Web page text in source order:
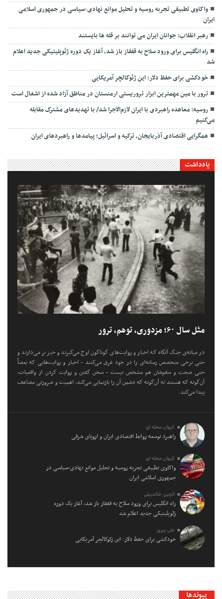
واکاوی تطبیقی تجربه روسیه و تحلیل موانع نهادی-سیاسی در جمهوری اسلامی
ایران
رهبر انقلاب: جوانان ایران می توانند بر قله ها بایستند
راه انگلیس برای ورود سلاح به قفقاز باز شد، آغاز یک دوره ژئوپلیتیکی جدید اعلام
شد
خودکشی برای حفظ دلار: این ژئوکالچر آمریکایی
ترور با مین مهمترین ابزار تروریستی ارمنستان در مناطق آزاد شده از اشغال است
روسیه: معاهده راهبردی با ایران لازم‌الاجرا شد/ با تهدیدهای مشترک مقابله
می‌کنیم
همگرایی اقتصادی آذربایجان، ترکیه و اسرائیل؛ پیامدها و راهبردهای ایران
یادداشت
مثل سال ۶۰؛ مزدوری، توهم، ترور
در میانه‌ی جنگ آنگاه که اخبار و روایت‌های گوناگون اوج می‌گیرند و خیز بر می‌دارند و
حتی برخی متخصص رسانه‌ای را در خود غرق می‌کنند - اخبار و روایت‌هایی که بعضاً
حتی صحت و سقم‌شان هم مشخص نیست - سخن گفتن و روایت کردن از واقعیات،
آن‌گونه که هستند نه آن‌گونه که دشمن آن را بازنمایی می‌کند، اهمیت و ضرورتی مضاعف
پیدا می‌کند.
کیوان محله ای
راهبرد توسعه روابط اقتصادی ایران و اروپای شرقی
کیوان محله ای
واکاوی تطبیقی تجربه روسیه و تحلیل موانع نهادی-سیاسی در
جمهوری اسلامی ایران
الچین خالدبیلی
راه انگلیس برای ورود سلاح به قفقاز باز شد، آغاز یک دوره
ژئوپلیتیکی جدید اعلام شد
علی پیروز
خودکشی برای حفظ دلار: این ژئوکالچر آمریکایی
پیوندها